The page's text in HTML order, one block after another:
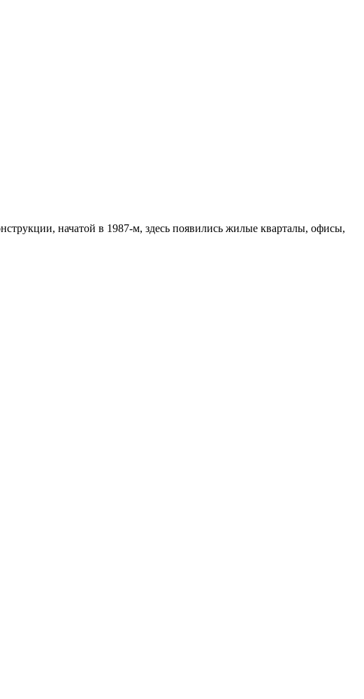
начатой в 1987-м, здесь появились жилые кварталы, офисы,